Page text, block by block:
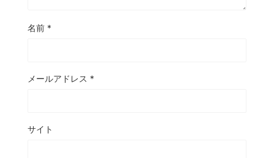
名前 *
メールアドレス *
サイト